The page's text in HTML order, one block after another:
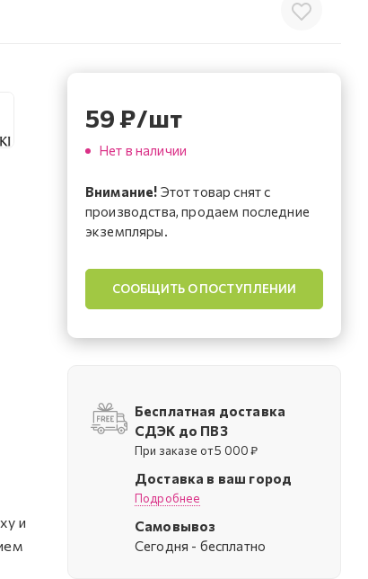
и
59₽/шт
Нет в наличии
Внимание! Этот товар снят с
производства, продаем последние
экземпляры.
СООБЩИТЬ О ПОСТУПЛЕНИИ
Бесплатная доставка
СДЭК до ПВЗ
При заказе от 5 000 ₽
Доставка в ваш город
Подробнее
Самовывоз
Cегодня - бесплатно